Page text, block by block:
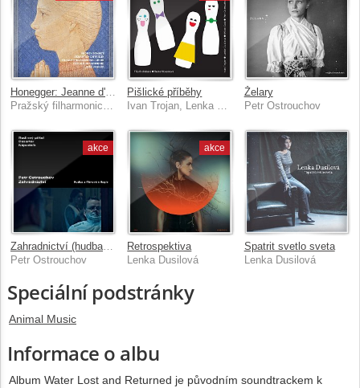
Pišlické příběhy
Želary
Petr Ostrouchov
akce
Zahradnictví (hudba z filmové trilogie)
Petr Ostrouchov
akce
Retrospektiva
Lenka Dusilová
Spatrit svetlo sveta
Lenka Dusilová
Speciální podstránky
Animal Music
Informace o albu
Album Water Lost and Returned je původním soundtrackem k